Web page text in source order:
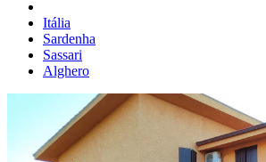
Itália
Sardenha
Sassari
Alghero